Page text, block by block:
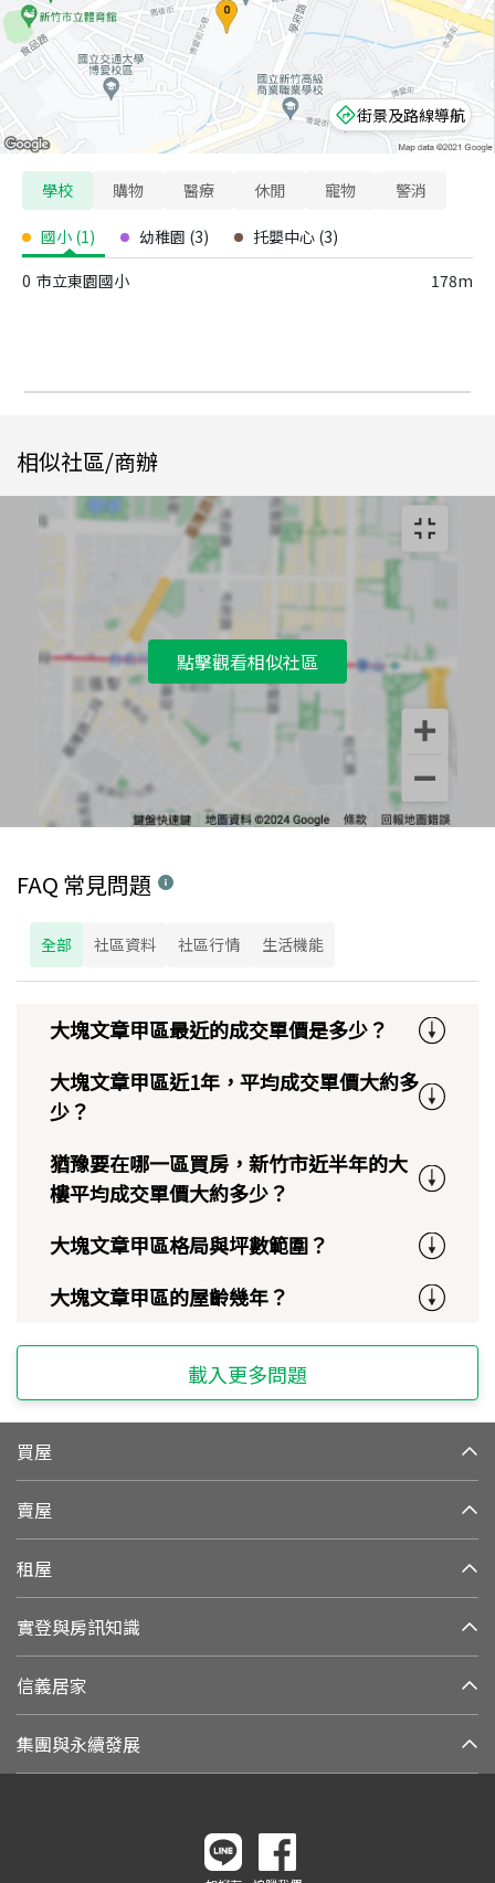
街景及路線導航
學校 購物 醫療 休閒 寵物 警消
國小 (1) 幼稚園 (3) 托嬰中心 (3)
0 市立東園國小 178m
相似社區/商辦
點擊觀看相似社區
FAQ 常見問題
全部 社區資料 社區行情 生活機能
大塊文章甲區最近的成交單價是多少？
大塊文章甲區近1年，平均成交單價大約多
少？
猶豫要在哪一區買房，新竹市近半年的大
樓平均成交單價大約多少？
大塊文章甲區格局與坪數範圍？
大塊文章甲區的屋齡幾年？
載入更多問題
買屋
賣屋
租屋
實登與房訊知識
信義居家
集團與永續發展